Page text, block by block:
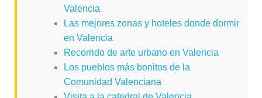
Valencia
Las mejores zonas y hoteles donde dormir
en Valencia
Recorrido de arte urbano en Valencia
Los pueblos más bonitos de la
Comunidad Valenciana